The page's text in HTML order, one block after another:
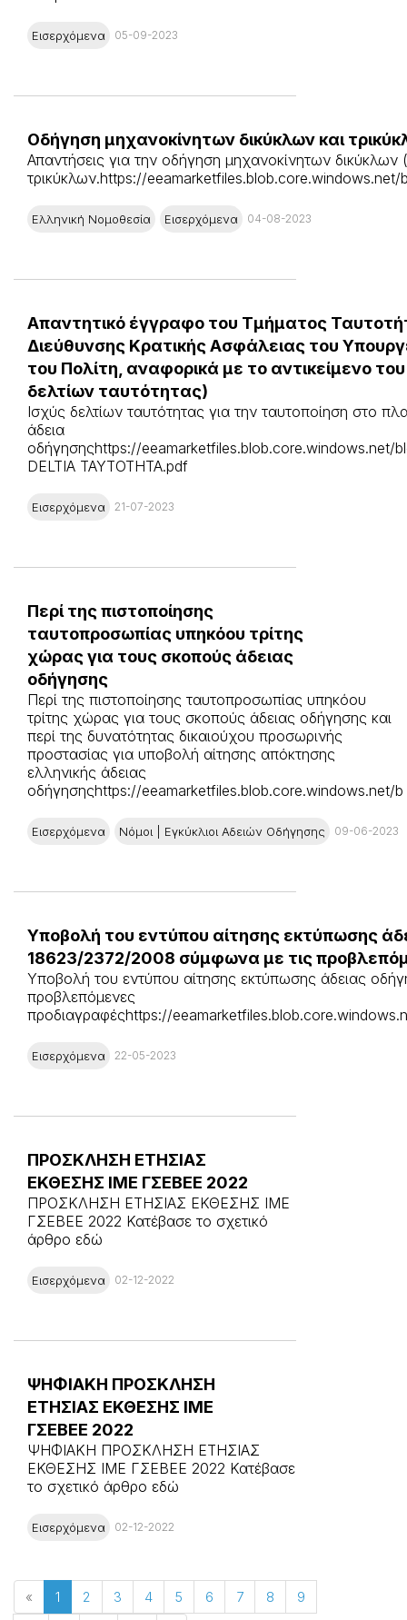
Εισερχόμενα 05-09-2023
Οδήγηση μηχανοκίνητων δικύκλων και
Απαντήσεις για την οδήγηση μηχανοκίνητων δικύκλων
τρικύκλων.https://
Ελληνική Νομοθεσία Εισερχόμενα 04-08-2023
Aπαντητικό έγγραφο του Τμήματος
Διεύθυνσης Κρατικής Ασφάλειας του
του Πολίτη, αναφορικά με το αντικείμενο
δελτίων ταυτότητας)
Ισχύς δελτίων ταυτότητας για την ταυτοποίηση στο
άδεια
οδήγησηςhttps://eeamarketfiles.blob.core.windows.net/
DELTIA TAYTOTHTA.pdf
Εισερχόμενα 21-07-2023
Περί της πιστοποίησης
ταυτοπροσωπίας υπηκόου τρίτης
χώρας για τους σκοπούς άδειας
οδήγησης
Περί της πιστοποίησης ταυτοπροσωπίας υπηκόου
τρίτης χώρας για τους σκοπούς άδειας οδήγησης και
περί της δυνατότητας δικαιούχου προσωρινής
προστασίας για υποβολή αίτησης απόκτησης
ελληνικής άδειας
οδήγησηςhttps://eeamarketfiles.blob.core.windows.net/b
Εισερχόμενα Νόμοι | Εγκύκλιοι Αδειών Οδήγησης 09-06-2023
Υποβολή του εντύπου αίτησης εκτύπωσης
18623/2372/2008 σύμφωνα με τις
Υποβολή του εντύπου αίτησης εκτύπωσης άδειας
προβλεπόμενες
προδιαγραφέςhttps://
Εισερχόμενα 22-05-2023
ΠΡΟΣΚΛΗΣΗ ΕΤΗΣΙΑΣ
ΕΚΘΕΣΗΣ ΙΜΕ ΓΣΕΒΕΕ 2022
ΠΡΟΣΚΛΗΣΗ ΕΤΗΣΙΑΣ ΕΚΘΕΣΗΣ ΙΜΕ
ΓΣΕΒΕΕ 2022 Κατέβασε το σχετικό
άρθρο εδώ
Εισερχόμενα 02-12-2022
ΨΗΦΙΑΚΗ ΠΡΟΣΚΛΗΣΗ
ΕΤΗΣΙΑΣ ΕΚΘΕΣΗΣ ΙΜΕ
ΓΣΕΒΕΕ 2022
ΨΗΦΙΑΚΗ ΠΡΟΣΚΛΗΣΗ ΕΤΗΣΙΑΣ
ΕΚΘΕΣΗΣ ΙΜΕ ΓΣΕΒΕΕ 2022 Κατέβασε
το σχετικό άρθρο εδώ
Εισερχόμενα 02-12-2022
« 1 2 3 4 5 6 7 8
9